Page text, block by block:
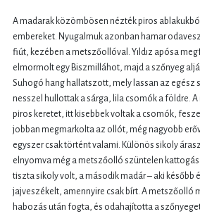
A madarak közömbösen nézték piros
embereket. Nyugalmuk azonban hamar
fiút, kezében a metszőollóval. Yıldız apósa
elmormolt egy Biszmilláhot, majd a szőnyeg
Suhogó hang hallatszott, mely lassan az egész
nesszel hullottak a sárga, lila csomók a földre.
piros keretet, itt kisebbek voltak a csomók,
jobban megmarkolta az ollót, még nagyobb
egyszer csak történt valami. Különös sikoly
elnyomva még a metszőolló szüntelen
tiszta sikoly volt, a második madár – aki később
jajveszékelt, amennyire csak bírt. A metszőolló
habozás után fogta, és odahajította a